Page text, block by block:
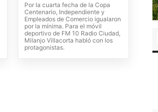
Por la cuarta fecha de la Copa
Centenario, Independiente y
Empleados de Comercio igualaron
por la mínima. Para el móvil
deportivo de FM 10 Radio Ciudad,
Milanjo Villacorta habló con los
protagonistas.